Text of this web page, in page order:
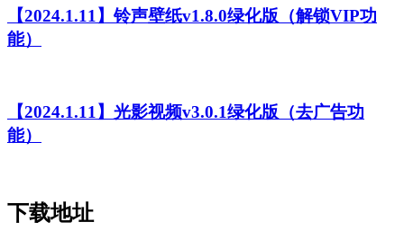
【2024.1.11】铃声壁纸v1.8.0绿化版（解锁VIP功
能）
【2024.1.11】光影视频v3.0.1绿化版（去广告功
能）
下载地址